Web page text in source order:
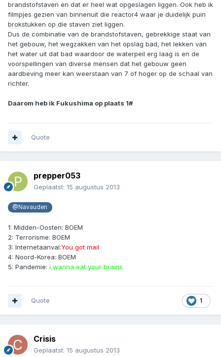
brandstofstaven en dat er heel wat opgeslagen liggen. Ook heb ik
filmpjes gezien van binnenuit die reactor4 waar je duidelijk puin
brokstukken op die staven ziet liggen.
Dus de combinatie van de brandstofstaven, gebrekkige staat van
het gebouw, het wegzakken van het opslag bad, het lekken van
het water uit dat bad waardoor de waterpeil erg laag is en de
voorspellingen van diverse mensen dat het gebouw geen
aardbeving meer kan weerstaan van 7 of hoger op de schaal van
richter.
Daarom heb ik Fukushima op plaats 1#
Quote
prepper053
Geplaatst: 15 augustus 2013
@Navauden
1: Midden-Oosten: BOEM
2: Terrorisme: BOEM
3: Internetaanval:You got mail
4: Noord-Korea: BOEM
5: Pandemie: i wanna eat your brains
1
Quote
Crisis
Geplaatst: 15 augustus 2013